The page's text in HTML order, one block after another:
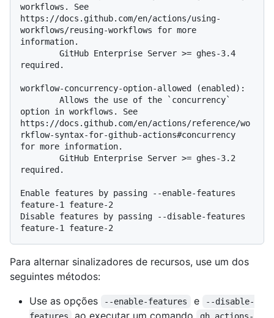
workflows. See
https://docs.github.com/en/actions/using-
workflows/reusing-workflows for more
information.
required.
workflow-concurrency-option-allowed (enabled):
option in workflows. See
https://docs.github.com/en/actions/reference/wo
rkflow-syntax-for-github-actions#concurrency
for more information.
required.
Enable features by passing --enable-features
feature-1 feature-2
Disable features by passing --disable-features
Para alternar sinalizadores de recursos, use um dos
seguintes métodos:
Use as opções
--enable-features e
--disable-